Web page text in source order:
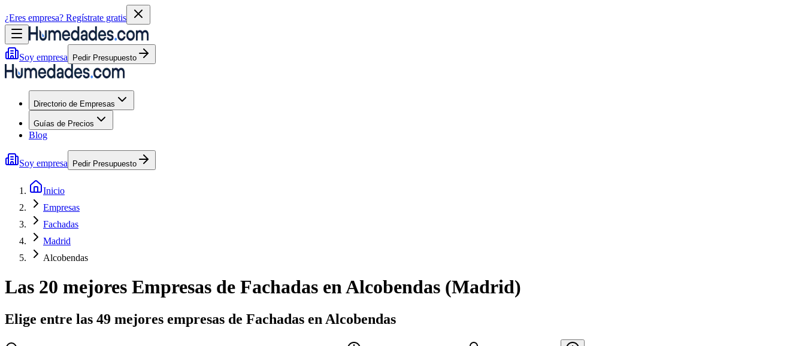
¿Eres empresa? Regístrate gratis
Soy empresa Pedir Presupuesto
Directorio de Empresas
Guías de Precios
Blog
Soy empresa Pedir Presupuesto
Inicio
Empresas
Fachadas
Madrid
Alcobendas
Las 20 mejores Empresas de Fachadas enAlcobendas (Madrid)
Elige entre las 49 mejores empresas de Fachadas en Alcobendas